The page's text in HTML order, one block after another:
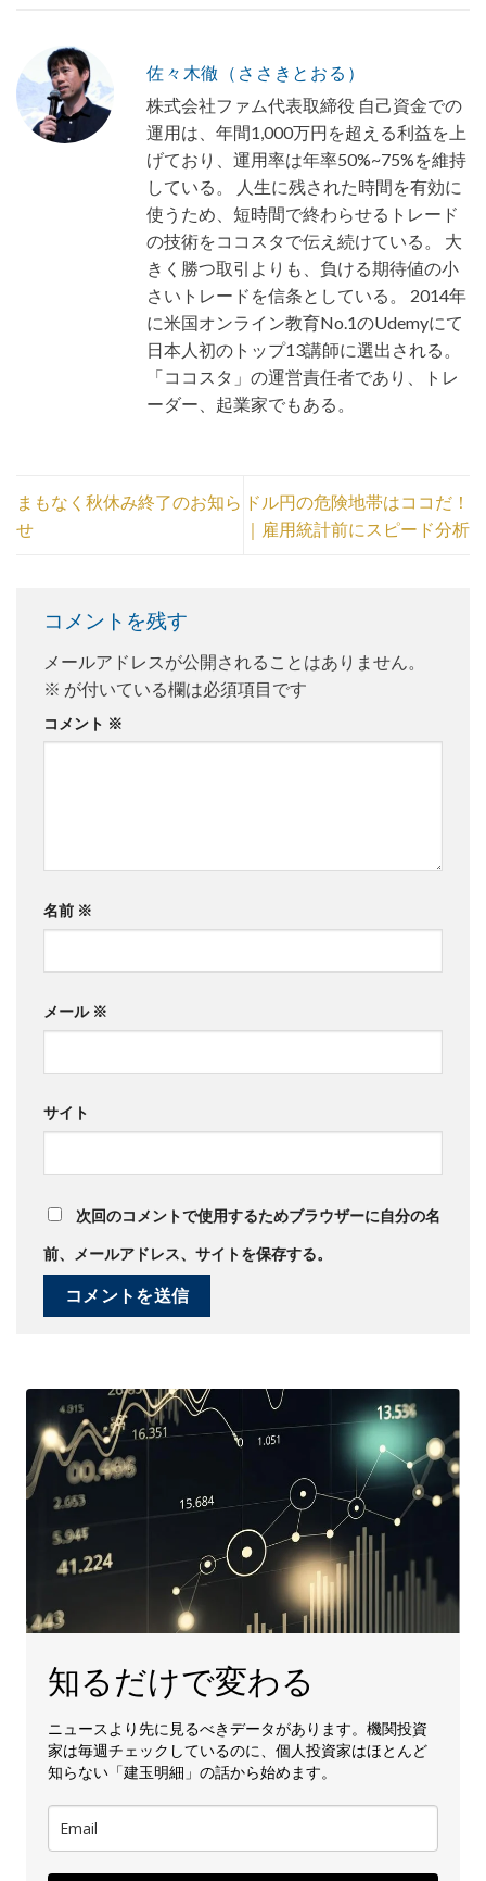
佐々木徹（ささきとおる）
株式会社ファム代表取締役 自己資金での
運用は、年間1,000万円を超える利益を上
げており、運用率は年率50%~75%を維持
している。 人生に残された時間を有効に
使うため、短時間で終わらせるトレード
の技術をココスタで伝え続けている。 大
きく勝つ取引よりも、負ける期待値の小
さいトレードを信条としている。 2014年
に米国オンライン教育No.1のUdemyにて
日本人初のトップ13講師に選出される。
「ココスタ」の運営責任者であり、トレ
ーダー、起業家でもある。
まもなく秋休み終了のお知ら
せ
ドル円の危険地帯はココだ！
｜雇用統計前にスピード分析
コメントを残す
メールアドレスが公開されることはありません。
※ が付いている欄は必須項目です
コメント ※
名前 ※
メール ※
サイト
次回のコメントで使用するためブラウザーに自分の名
前、メールアドレス、サイトを保存する。
知るだけで変わる
ニュースより先に見るべきデータがあります。機関投資
家は毎週チェックしているのに、個人投資家はほとんど
知らない「建玉明細」の話から始めます。